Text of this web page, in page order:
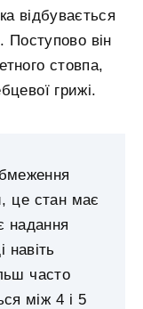
відбувається
Поступово він
стовпа,
грижі.
це стан має
надання
навіть
часто
між 4 і 5